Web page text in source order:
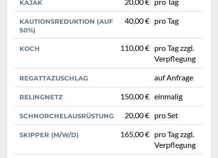
KAJAK
KAUTIONSREDUKTION (AUF
50%)
40,00 € pro Tag
KOCH 110,00 € pro Tag zzgl.
Verpflegung
REGATTAZUSCHLAG auf Anfrage
RELINGNETZ 150,00 € einmalig
SCHNORCHELAUSRÜSTUNG 20,00 € pro Set
SKIPPER (M/W/D) 165,00 € pro Tag zzgl.
Verpflegung